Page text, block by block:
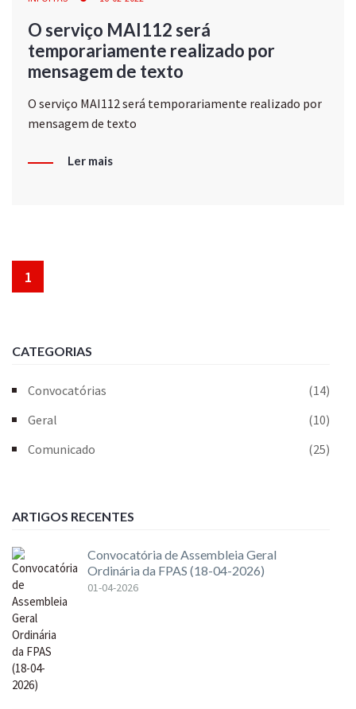
O serviço MAI112 será
temporariamente realizado por
mensagem de texto
O serviço MAI112 será temporariamente realizado por
mensagem de texto
Ler mais
1
CATEGORIAS
Convocatórias
(14)
Geral
(10)
Comunicado
(25)
ARTIGOS RECENTES
Convocatória de Assembleia Geral
Ordinária da FPAS (18-04-2026)
01-04-2026